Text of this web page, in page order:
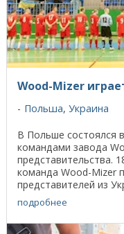
Wood-Mizer
Польша, Украина
В Польше состоялся
командами завода
представительства.
команда Wood-Mizer
представителей из
Уже во второй ...
подробнее